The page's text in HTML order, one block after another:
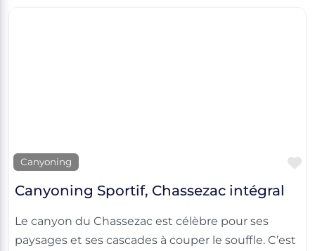
Canyoning
Canyoning Sportif, Chassezac intégral
Le canyon du Chassezac est célèbre pour ses
paysages et ses cascades à couper le souffle. C’est